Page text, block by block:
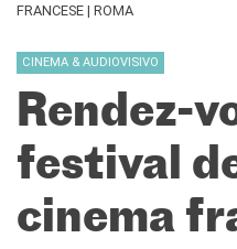
Studiare in
IL
CHI SIAMO
Contatti
Lavora con
CERCA
TU SEI QUI
FRANCESE | ROMA
CINEMA & AUDIOVISIVO
Rendez-
festival
cinema